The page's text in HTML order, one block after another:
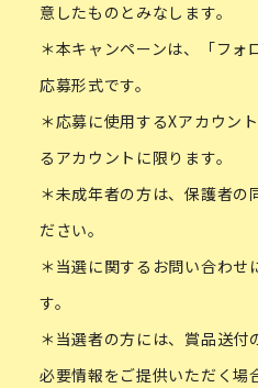
意したものとみなします。
＊本キャンペーンは、「フォ
応募形式です。
＊応募に使用するXアカウン
るアカウントに限ります。
＊未成年者の方は、保護者の
ださい。
＊当選に関するお問い合わせ
す。
＊当選者の方には、賞品送付
必要情報をご提供いただく場